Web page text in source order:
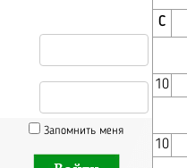
Запомнить меня
С
10
10